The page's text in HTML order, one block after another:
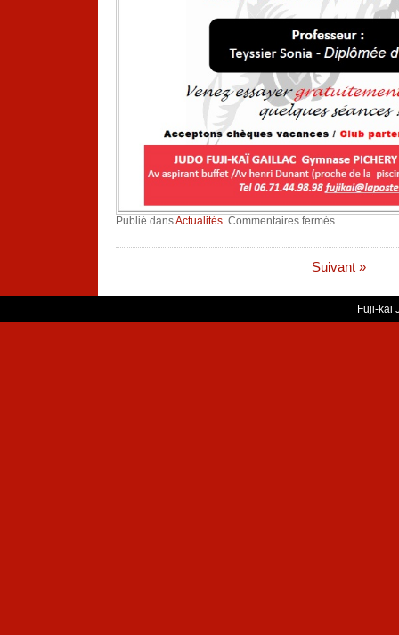
Publié dansActualités. Commentaires ferméssur
Suivant »
Fuji-kai